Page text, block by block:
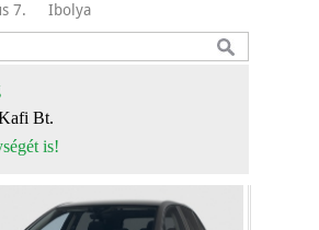
7. Ibolya
Bt.
is!